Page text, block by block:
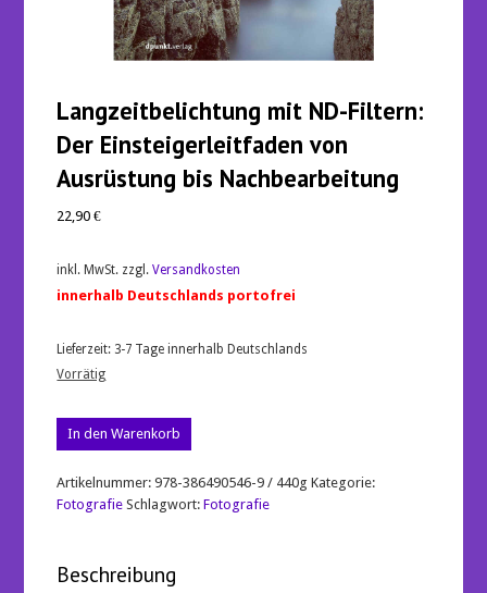
Langzeitbelichtung mit ND-Filtern:
Der Einsteigerleitfaden von
Ausrüstung bis Nachbearbeitung
22,90€
inkl. MwSt. zzgl.Versandkosten
innerhalb Deutschlands portofrei
Lieferzeit: 3-7 Tage innerhalb Deutschlands
Vorrätig
Langzeitbelichtung
Filtern:
Der
bis
In den Warenkorb
Artikelnummer:978-386490546-9 / 440g Kategorie:
Fotografie Schlagwort:Fotografie
Beschreibung